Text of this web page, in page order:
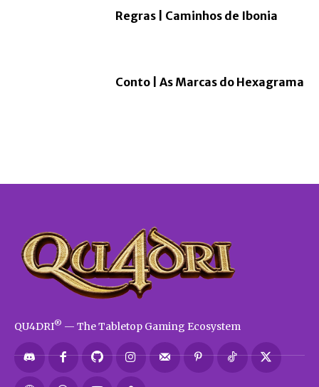
Regras | Caminhos de Ibonia
Conto | As Marcas do Hexagrama
QU4DRI® — The Tabletop Gaming Ecosystem